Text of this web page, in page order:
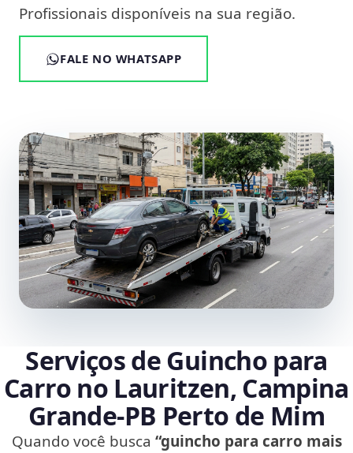
Profissionais disponíveis na sua região.
FALE NO WHATSAPP
Serviços de Guincho para
Carro no Lauritzen, Campina
Grande‑PB Perto de Mim
Quando você busca “guincho para carro mais